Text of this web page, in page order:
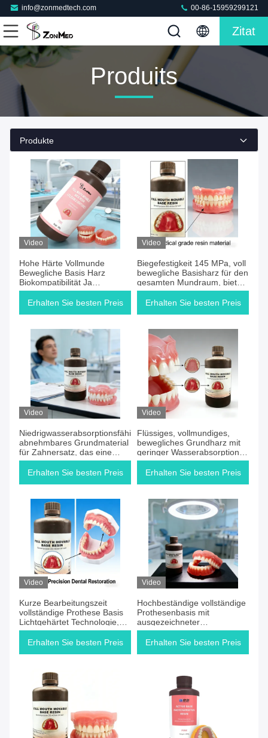
info@zonmedtech.com 00-86-15959299121
Zitat
Produits
Produkte
Video
Hohe Härte Vollmunde
Bewegliche Basis Harz
Biokompatibilität Ja
Dauerhafte Materialart Harz
geeignet für zahnärztliche
Erhalten Sie besten Preis
Video
Biegefestigkeit 145 MPa, voll
bewegliche Basisharz für den
gesamten Mundraum, bietet
Biokompatibilität und
minimale Schrumpfung, ideal
Erhalten Sie besten Preis
Video
Niedrigwasserabsorptionsfähiges,
abnehmbares Grundmaterial
für Zahnersatz, das eine
hohe Haltbarkeit bietet,
entwickelt, um den Komfort
verbessern
Erhalten Sie besten Preis
Video
Flüssiges, vollmundiges,
bewegliches Grundharz mit
geringer Wasserabsorption,
geeignet für Präzisions- und
Langzeitarzothesen
Erhalten Sie besten Preis
Video
Kurze Bearbeitungszeit
vollständige Prothese Basis
Lichtgehärtet Technologie,
die eine konsistente und
zahnärztliche Prothese
Erhalten Sie besten Preis
Video
Hochbeständige vollständige
Prothesenbasis mit
ausgezeichneter
Biokompatibilität und
langfristiger
Erhalten Sie besten Preis